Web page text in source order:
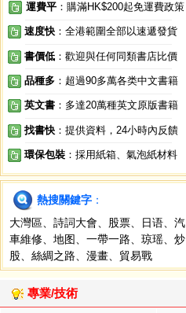
運費平 ：購滿HK$200起免運費政策
速度快 ：全港範圍全部以速遞發貨
書價低 ：歡迎與任何同類書店比價
品種多 ：超過90多萬各类中文書籍
英文書 ：多達20萬種英文原版書籍
找書快 ：提供資料，24小時內反饋
環保包裝 ：採用紙箱、氣泡紙材料
熱搜關鍵字 ：
大灣區
詩詞大會 股票 日语
汽
車維修
地图 一帶一路 琼瑶
炒
股
絲綢之路 漫畫 貿易戰
專業/技術